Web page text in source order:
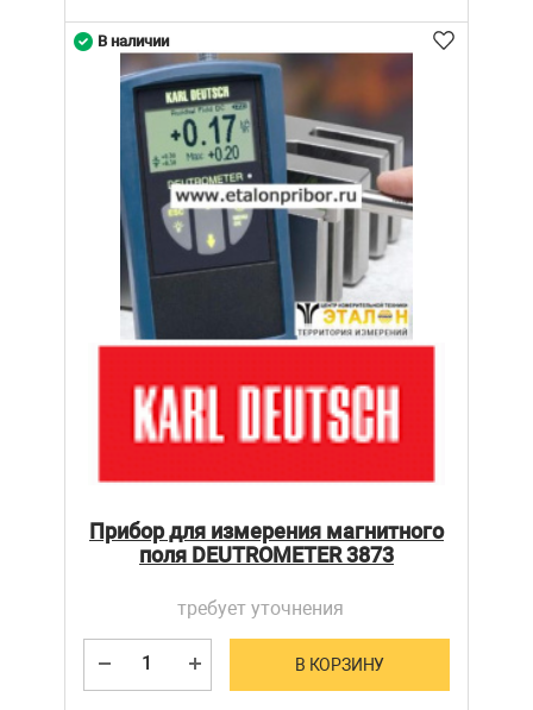
Прибор для измерения магнитного
поля DEUTROMETER 3873
требует уточнения
В КОРЗИНУ
В наличии